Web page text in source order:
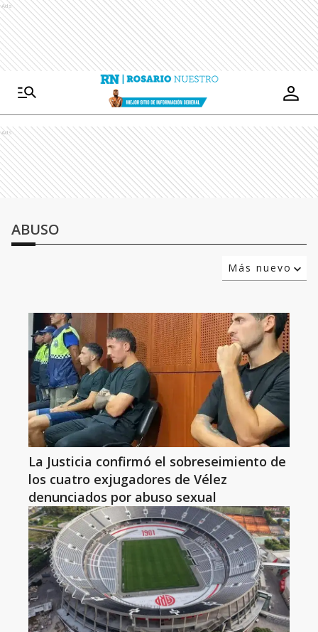
Ads
Ads
ABUSO
Más nuevo
La Justicia confirmó el sobreseimiento de
los cuatro exjugadores de Vélez
denunciados por abuso sexual